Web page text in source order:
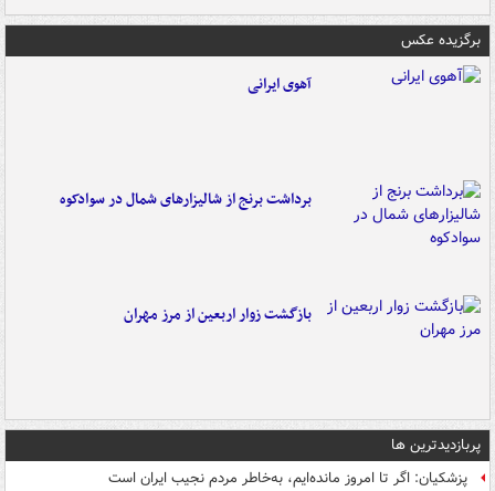
برگزیده عکس
آهوی ایرانی
برداشت برنج از شالیزارهای شمال در سوادکوه
بازگشت زوار اربعین از مرز مهران
پربازدیدترین ها
پزشکیان: اگر تا امروز مانده‌ایم، به‌خاطر مردم نجیب ایران است